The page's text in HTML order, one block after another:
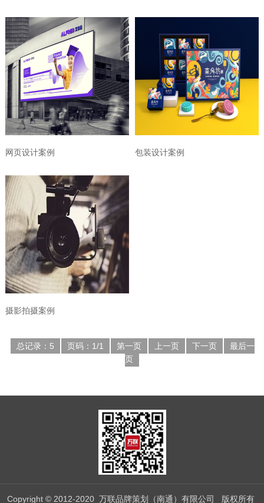
网页设计案例 包装设计案例
摄影拍摄案例
总记录：5 页码：1/1 第一页 上一页 下一页
最后一
页
Copyright © 2012-2020 万联品牌策划（南通）有限公司 版权所有